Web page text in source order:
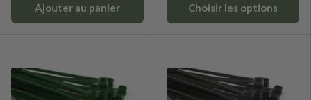
Ajouter au panier Choisir les options